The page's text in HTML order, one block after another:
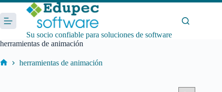
Saltar
al
contenido
Su socio confiable para soluciones de software
herramientas de animación
herramientas de animación